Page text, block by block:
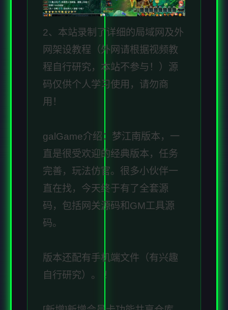
2、本站录制了详细的局域网及外
网架设教程（外网请根据视频教
程自行研究，本站不参与！）源
码仅供个人学习使用，请勿商
用！
galGame介绍：梦江南版本，一
直是很受欢迎的经典版本，任务
完善，玩法仿官。很多小伙伴一
直在找，今天终于有了全套源
码，包括网关源码和GM工具源
码。
版本还配有手机端文件（有兴趣
自行研究）。 ！